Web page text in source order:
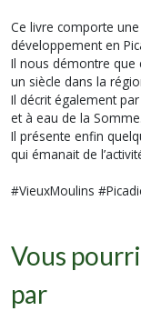
Ce livre comporte
développement en
Il nous démontre que
un siècle dans la
Il décrit également
et à eau de la Somme.
Il présente enfin
qui émanait de
#VieuxMoulins
Vous
par